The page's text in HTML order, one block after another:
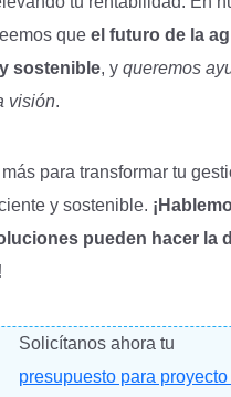
que el futuro de la
sostenible, y queremos
visión.
para transformar tu
y sostenible.
pueden hacer la
Solicítanos ahora tu
presupuesto para proyecto